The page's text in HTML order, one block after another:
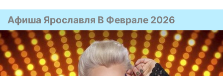
Афиша Ярославля В Феврале 2026